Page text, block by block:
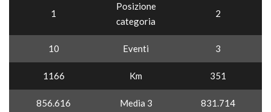
1
Posizione
categoria
2
10 Eventi 3
1166 Km 351
856.616 Media 3 831.714